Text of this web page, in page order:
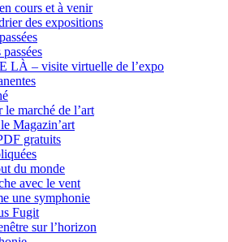
cours et à venir
des expositions
LÀ – visite virtuelle de l’expo
le marché de l’art
Magazin’art
gratuits
du monde
avec le vent
une symphonie
Fugit
sur l’horizon